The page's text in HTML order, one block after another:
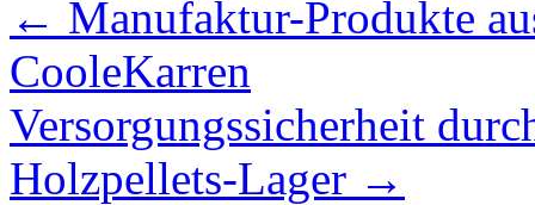
← Manufaktur-Produkte
CooleKarren
Versorgungssicherheit
Holzpellets-Lager →